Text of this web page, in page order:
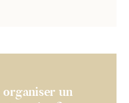
un